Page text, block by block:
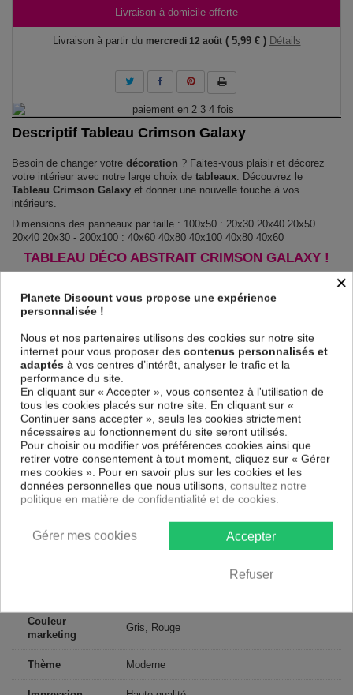
Livraison à domicile offerte
Livraison à partir du mercredi 12 août ( 5,99 € ) Détails
Descriptif Tableau Crimson Galaxy
Besoin de changer votre décoration ? Faites-vous plaisir et décorez
votre intérieur avec notre large choix de tableaux. Découvrez le
Tableau Crimson Galaxy et donner une nouvelle touche à vos
intérieurs.
Dimensions des panneaux par taille : 100x50 : 20x30 20x40 20x50
20x40 20x30 - 200x100 : 40x60 40x80 40x100 40x80 40x60
TABLEAU DÉCO ABSTRAIT CRIMSON GALAXY !
et de haute qualité qui reflète parfaitement les couleurs avec des détails
parfaitement reproduits. Grâce à une impression sur tous les cotés et
une toile tendue sur un châssis fait de matériaux respectueux de
l'environnement, vous pourrez suspendre le tableau immédiatement
sans avoir à l'encadrer.
Le Tableau Abstrait Crimson Galaxyest résistant aux rayons UV,
inodore et 100 % sûr, parfait même pour la chambre à coucher et la
chambre des enfants.
Notre large choix de tableaux tendances et modernes constituent un
moyen simple et pas cher de donner une nouvelle touche à vos
intérieurs, il y en a pour tous les goût.
Descriptif technique
Couleur
marketing
Gris, Rouge
Thème Moderne
×
Planete Discount vous propose une expérience
personnalisée !
Nous et nos partenaires utilisons des cookies sur notre site
internet pour vous proposer des contenus personnalisés et
adaptés à vos centres d’intérêt, analyser le trafic et la
performance du site.
En cliquant sur « Accepter », vous consentez à l'utilisation de
tous les cookies placés sur notre site. En cliquant sur «
Continuer sans accepter », seuls les cookies strictement
nécessaires au fonctionnement du site seront utilisés.
Pour choisir ou modifier vos préférences cookies ainsi que
retirer votre consentement à tout moment, cliquez sur « Gérer
mes cookies ». Pour en savoir plus sur les cookies et les
données personnelles que nous utilisons, consultez notre
politique en matière de confidentialité et de cookies.
Accepter
Refuser
Gérer mes cookies